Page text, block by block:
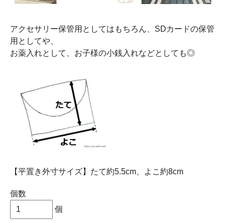
アクセサリー保管用としてはもちろん、SDカードの保管
用としてや、
お薬入れとして、お子様の小銭入れなどとしても◎
【平置き外寸サイズ】たて約5.5cm、よこ約8cm
個数
個